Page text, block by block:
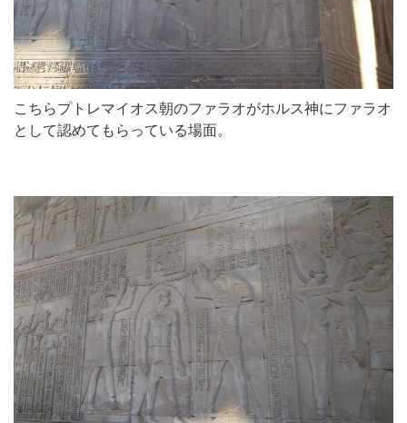
こちらプトレマイオス朝のファラオがホルス神にファラオ
として認めてもらっている場面。